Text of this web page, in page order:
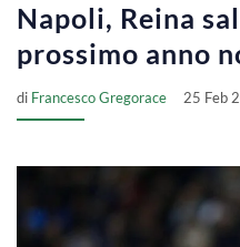
Napoli, Reina
prossimo anno
di Francesco Gregorace 25 Feb